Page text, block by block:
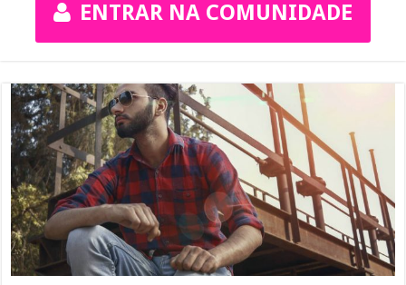
ENTRAR NA COMUNIDADE